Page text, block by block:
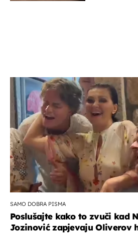
SAMO DOBRA PISMA
Poslušajte kako to zvuči kad
Jozinović zapjevaju Oliverov